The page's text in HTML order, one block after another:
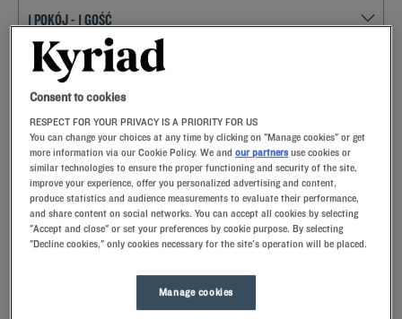
ZNAJDŹ HOTEL
Dodaj specjalny kod
VPlanują Państwo pobyt w Illzach i poszukują hotelu? Kyriad oferuje
komfortowe pokoje i dobrą kuchnię w najlepszej cenie!
Nasze hotele w Illzach.Po przyjeździe nasi pracownicy
przywitają Cię uśmiechem oraz małymi, ale troskliwymi
gestami.Odkryjesz wyjątkowy komfort naszej poduszki z
Consent to cookies
RESPECT FOR YOUR PRIVACY IS A PRIORITY FOR US
You can change your choices at any time by clicking on "Manage cookies" or get
more information via our Cookie Policy. We andour partners use cookies or
similar technologies to ensure the proper functioning and security of the site,
improve your experience, offer you personalized advertising and content,
produce statistics and audience measurements to evaluate their performance,
and share content on social networks. You can accept all cookies by selecting
"Accept and close" or set your preferences by cookie purpose. By selecting
"Decline cookies," only cookies necessary for the site's operation will be placed.
Manage cookies